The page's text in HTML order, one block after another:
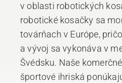
v oblasti robotických
robotické kosačky sa
továrňach v Európe,
a vývoj sa vykonáva v
Švédsku. Naše
športové ihriská